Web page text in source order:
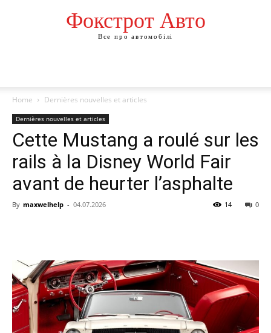
Фокстрот Авто
Все про автомобілі
Home Dernières nouvelles et articles
Dernières nouvelles et articles
Cette Mustang a roulé sur les
rails à la Disney World Fair
avant de heurter l’asphalte
By maxwelhelp - 04.07.2026 0
14